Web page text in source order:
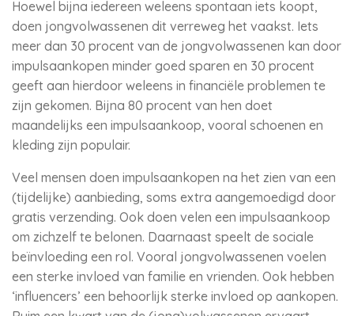
Hoewel bijna iedereen weleens spontaan iets koopt,
doen jongvolwassenen dit verreweg het vaakst. Iets
meer dan 30 procent van de jongvolwassenen kan door
impulsaankopen minder goed sparen en 30 procent
geeft aan hierdoor weleens in financiële problemen te
zijn gekomen. Bijna 80 procent van hen doet
maandelijks een impulsaankoop, vooral schoenen en
kleding zijn populair.
Veel mensen doen impulsaankopen na het zien van een
(tijdelijke) aanbieding, soms extra aangemoedigd door
gratis verzending. Ook doen velen een impulsaankoop
om zichzelf te belonen. Daarnaast speelt de sociale
beïnvloeding een rol. Vooral jongvolwassenen voelen
een sterke invloed van familie en vrienden. Ook hebben
‘influencers’ een behoorlijk sterke invloed op aankopen.